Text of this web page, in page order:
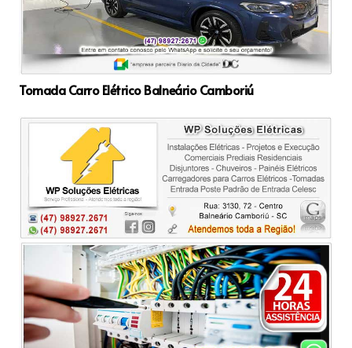
Tomada Carro Elétrico Balneário Camboriú